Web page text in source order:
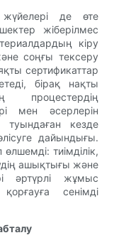
де өте
жiберiлмес
кiру
соңғы тексеру
сертификаттар
бiрақ нақты
процестердiң
мен әсерлерiн
кезде
дайындығы.
өлшемдi: тиiмдiлiк,
ашықтығы және
әртүрлi жұмыс
сенiмдi